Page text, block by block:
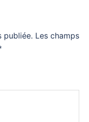
publiée. Les champs